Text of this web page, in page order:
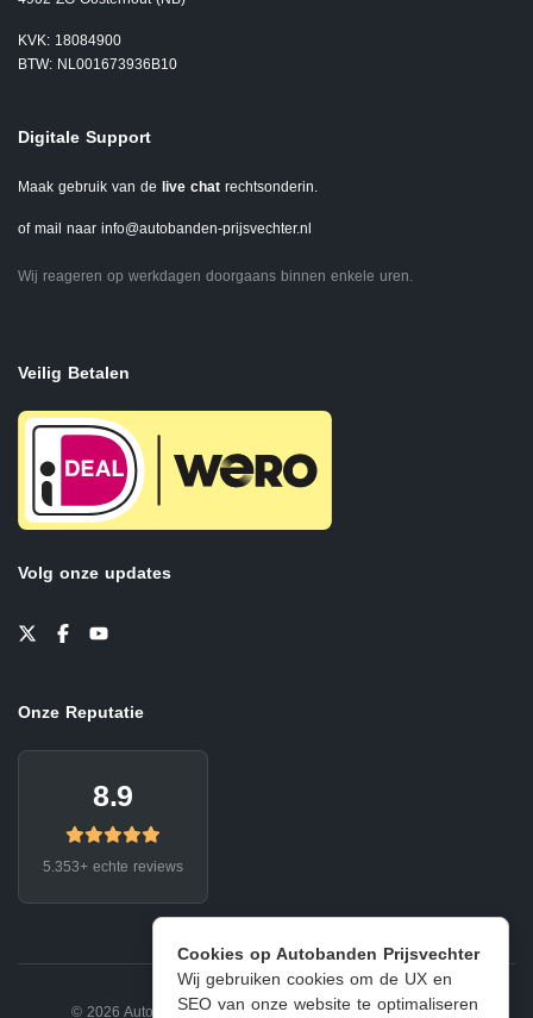
Cookies op Autobanden Prijsvechter
Wij gebruiken cookies om de UX en
SEO van onze website te optimaliseren
KVK: 18084900
BTW: NL001673936B10
Digitale Support
Maak gebruik van de live chat rechtsonderin.
of mail naar info@autobanden-prijsvechter.nl
Wij reageren op werkdagen doorgaans binnen enkele uren.
Veilig Betalen
Volg onze updates
Onze Reputatie
8.9
5.353+ echte reviews
© 2026 Autobanden Prijsvechter. Privacy | Voorwaarden